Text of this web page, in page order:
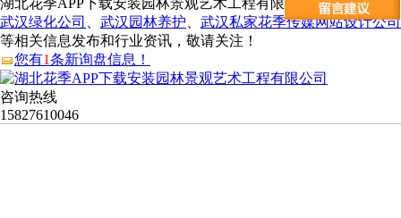
湖北花季APP下载安装园林景观艺术工程有限公司为您免费提供
武汉绿化公司
武汉园林养护
武汉私家花季传媒网站设计公司
等相关信息发布和行业资讯，敬请关注！
您有1条新询盘信息！
咨询热线
15827610046